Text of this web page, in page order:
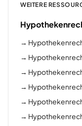
WEITERE
→
→
→
→
→
→